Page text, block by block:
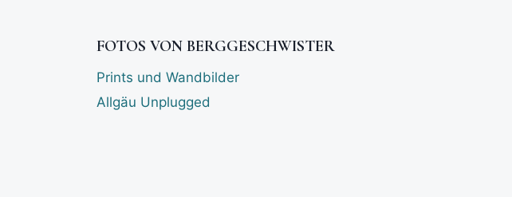
FOTOS VON BERGGESCHWISTER
Prints und Wandbilder
Allgäu Unplugged